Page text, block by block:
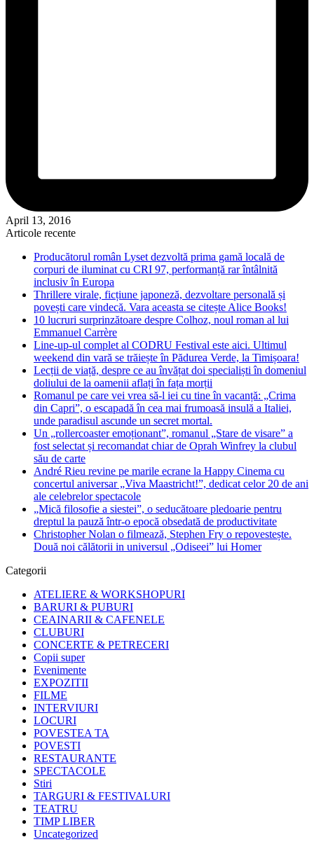
April 13, 2016
Articole recente
Producătorul român Lyset dezvoltă prima gamă locală de
corpuri de iluminat cu CRI 97, performanță rar întâlnită
inclusiv în Europa
Thrillere virale, ficțiune japoneză, dezvoltare personală și
povești care vindecă. Vara aceasta se citește Alice Books!
10 lucruri surprinzătoare despre Colhoz, noul roman al lui
Emmanuel Carrère
Line-up-ul complet al CODRU Festival este aici. Ultimul
weekend din vară se trăiește în Pădurea Verde, la Timișoara!
Lecții de viață, despre ce au învățat doi specialiști în domeniul
doliului de la oamenii aflați în fața morții
Romanul pe care vei vrea să-l iei cu tine în vacanță: „Crima
din Capri”, o escapadă în cea mai frumoasă insulă a Italiei,
unde paradisul ascunde un secret mortal.
Un „rollercoaster emoționant”, romanul „Stare de visare” a
fost selectat și recomandat chiar de Oprah Winfrey la clubul
său de carte
André Rieu revine pe marile ecrane la Happy Cinema cu
concertul aniversar „Viva Maastricht!”, dedicat celor 20 de ani
ale celebrelor spectacole
„Mică filosofie a siestei”, o seducătoare pledoarie pentru
dreptul la pauză într-o epocă obsedată de productivitate
Christopher Nolan o filmează, Stephen Fry o repovestește.
Două noi călătorii in universul „Odiseei” lui Homer
Categorii
ATELIERE & WORKSHOPURI
BARURI & PUBURI
CEAINARII & CAFENELE
CLUBURI
CONCERTE & PETRECERI
Copii super
Evenimente
EXPOZITII
FILME
INTERVIURI
LOCURI
POVESTEA TA
POVESTI
RESTAURANTE
SPECTACOLE
Stiri
TARGURI & FESTIVALURI
TEATRU
TIMP LIBER
Uncategorized